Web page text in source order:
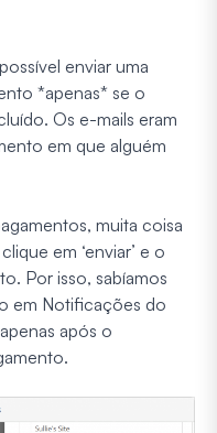
enviar uma
*apenas* se o
Os e-mails eram
em que alguém
muita coisa
em ‘enviar’ e o
Por isso, sabíamos
em Notificações do
após o